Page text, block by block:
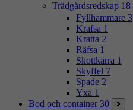
Trädgårdsredskap 18
Fyllhammare 3
Krafsa 1
Kratta 2
Räfsa 1
Skottkärra 1
Skyffel 7
Spade 2
Yxa 1
Bod och container 30